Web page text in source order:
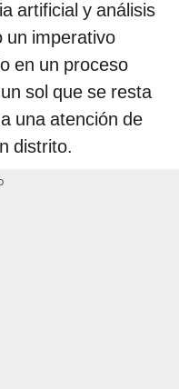
artificial y análisis
un imperativo
en un proceso
sol que se resta
una atención de
distrito.